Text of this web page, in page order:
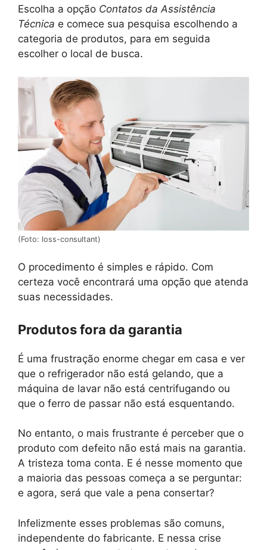
Escolha a opção Contatos da Assistência
Técnica e comece sua pesquisa escolhendo a
categoria de produtos, para em seguida
escolher o local de busca.
(Foto: loss-consultant)
O procedimento é simples e rápido. Com
certeza você encontrará uma opção que atenda
suas necessidades.
Produtos fora da garantia
É uma frustração enorme chegar em casa e ver
que o refrigerador não está gelando, que a
máquina de lavar não está centrifugando ou
que o ferro de passar não está esquentando.
No entanto, o mais frustrante é perceber que o
produto com defeito não está mais na garantia.
A tristeza toma conta. E é nesse momento que
a maioria das pessoas começa a se perguntar:
e agora, será que vale a pena consertar?
Infelizmente esses problemas são comuns,
independente do fabricante. E nessa crise